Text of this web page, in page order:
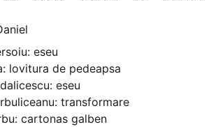
eseu
lovitura de pedeapsa
eseu
transformare
cartonas galben